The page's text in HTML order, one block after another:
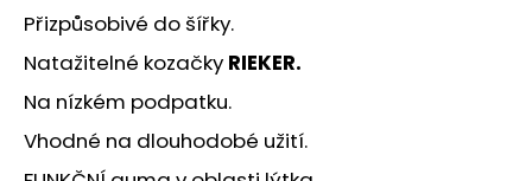
Přizpůsobivé do šířky.
Natažitelné kozačky RIEKER.
Na nízkém podpatku.
Vhodné na dlouhodobé užití.
o
p